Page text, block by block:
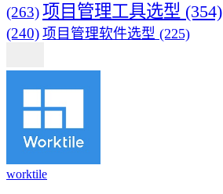
(263)项目管理工具选型 (354)
(240) 项目管理软件选型 (225)
worktile